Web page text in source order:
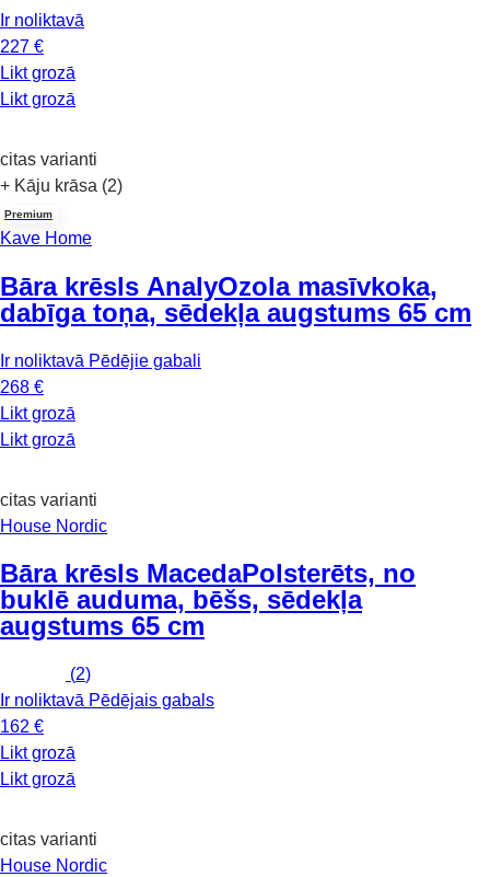
Ir noliktavā
227 €
Likt grozā
Likt grozā
citas varianti
+ Kāju krāsa (2)
Premium
Kave Home
Bāra krēsls AnalyOzola masīvkoka,
dabīga toņa, sēdekļa augstums 65 cm
Ir noliktavā Pēdējie gabali
268 €
Likt grozā
Likt grozā
citas varianti
House Nordic
Bāra krēsls MacedaPolsterēts, no
buklē auduma, bēšs, sēdekļa
augstums 65 cm
(2)
Ir noliktavā Pēdējais gabals
162 €
Likt grozā
Likt grozā
citas varianti
House Nordic